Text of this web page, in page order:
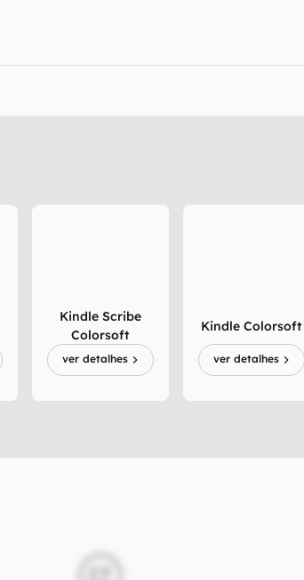
Kindle Scribe
Colorsoft
ver detalhes
Kindle Colorsoft
ver detalhes